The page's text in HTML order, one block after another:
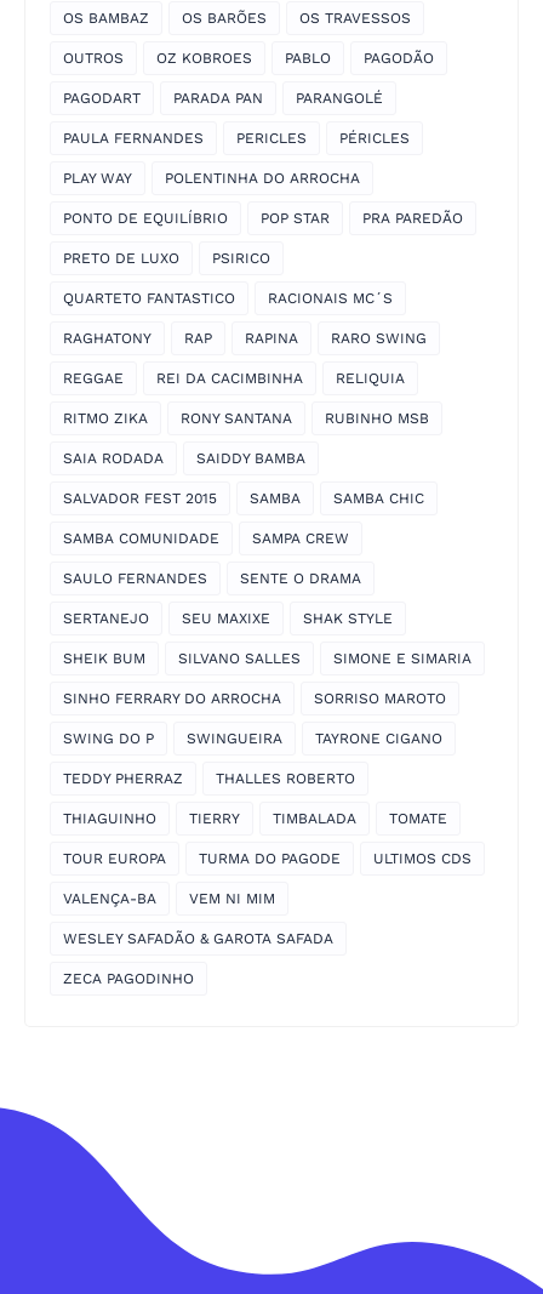
OS BAMBAZ OS BARÕES OS TRAVESSOS
OUTROS OZ KOBROES PABLO PAGODÃO
PAGODART PARADA PAN PARANGOLÉ
PAULA FERNANDES PERICLES PÉRICLES
PLAY WAY POLENTINHA DO ARROCHA
PONTO DE EQUILÍBRIO POP STAR PRA PAREDÃO
PRETO DE LUXO PSIRICO
QUARTETO FANTASTICO RACIONAIS MC´S
RAGHATONY RAP RAPINA RARO SWING
REGGAE REI DA CACIMBINHA RELIQUIA
RITMO ZIKA RONY SANTANA RUBINHO MSB
SAIA RODADA SAIDDY BAMBA
SALVADOR FEST 2015 SAMBA SAMBA CHIC
SAMBA COMUNIDADE SAMPA CREW
SAULO FERNANDES SENTE O DRAMA
SERTANEJO SEU MAXIXE SHAK STYLE
SHEIK BUM SILVANO SALLES SIMONE E SIMARIA
SINHO FERRARY DO ARROCHA SORRISO MAROTO
SWING DO P SWINGUEIRA TAYRONE CIGANO
TEDDY PHERRAZ THALLES ROBERTO
THIAGUINHO TIERRY TIMBALADA TOMATE
TOUR EUROPA TURMA DO PAGODE ULTIMOS CDS
VALENÇA-BA VEM NI MIM
WESLEY SAFADÃO & GAROTA SAFADA
ZECA PAGODINHO